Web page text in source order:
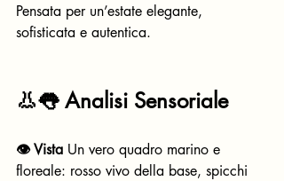
Pensata per un’estate elegante,
sofisticata e autentica.
👃👅 Analisi Sensoriale
👁️ Vista Un vero quadro marino e
floreale: rosso vivo della base, spicchi